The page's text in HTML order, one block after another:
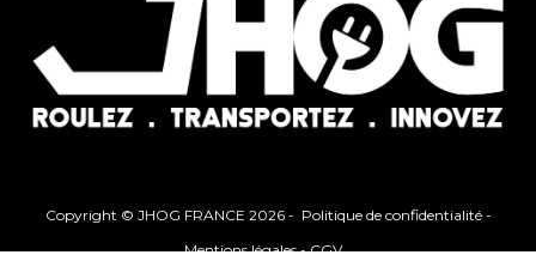
Copyright © JHOG FRANCE 2026 - Politique de confidentialité-
Mentions légales-CGV